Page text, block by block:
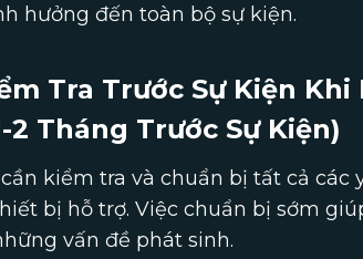
hưởng đến toàn bộ sự kiện.
Tra Trước Sự Kiện
2 Tháng Trước Sự Kiện)
kiểm tra và chuẩn bị tất cả các
bị hỗ trợ. Việc chuẩn bị sớm
vấn đề phát sinh.